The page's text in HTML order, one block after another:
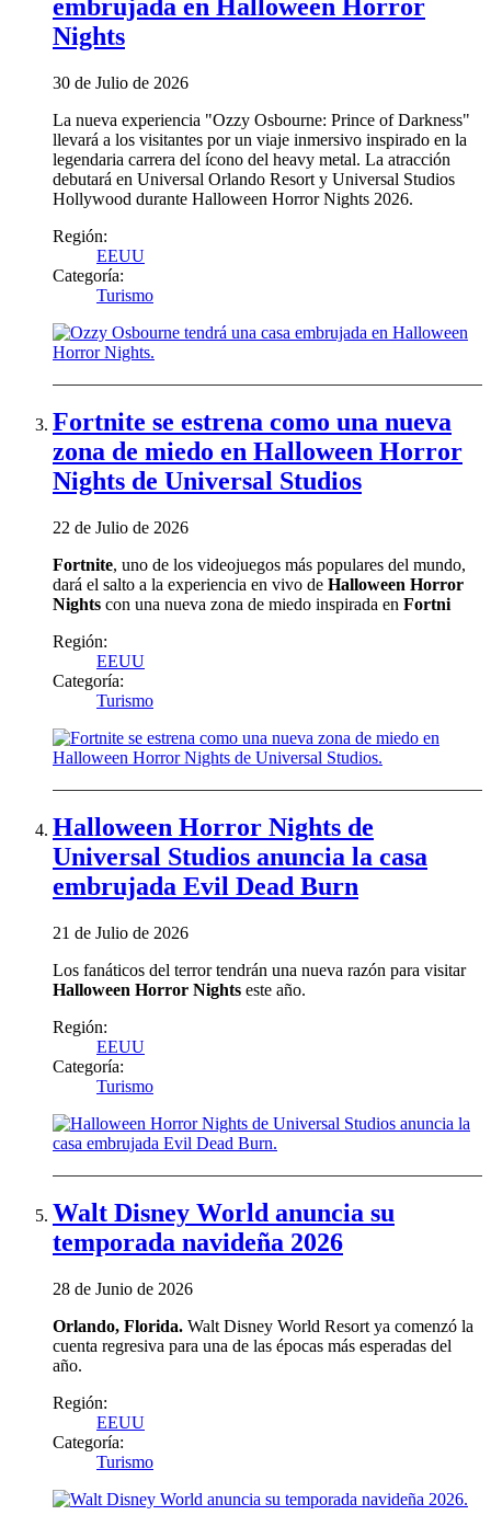
embrujada en Halloween Horror
Nights
30 de Julio de 2026
La nueva experiencia "Ozzy Osbourne: Prince of Darkness"
llevará a los visitantes por un viaje inmersivo inspirado en la
legendaria carrera del ícono del heavy metal. La atracción
debutará en Universal Orlando Resort y Universal Studios
Hollywood durante Halloween Horror Nights 2026.
Región:
EEUU
Categoría:
Turismo
Fortnite se estrena como una nueva
zona de miedo en Halloween Horror
Nights de Universal Studios
22 de Julio de 2026
Fortnite, uno de los videojuegos más populares del mundo,
dará el salto a la experiencia en vivo de Halloween Horror
Nights con una nueva zona de miedo inspirada en Fortni
Región:
EEUU
Categoría:
Turismo
Halloween Horror Nights de
Universal Studios anuncia la casa
embrujada Evil Dead Burn
21 de Julio de 2026
Los fanáticos del terror tendrán una nueva razón para visitar
Halloween Horror Nights este año.
Región:
EEUU
Categoría:
Turismo
Walt Disney World anuncia su
temporada navideña 2026
28 de Junio de 2026
Orlando, Florida. Walt Disney World Resort ya comenzó la
cuenta regresiva para una de las épocas más esperadas del
año.
Región:
EEUU
Categoría:
Turismo